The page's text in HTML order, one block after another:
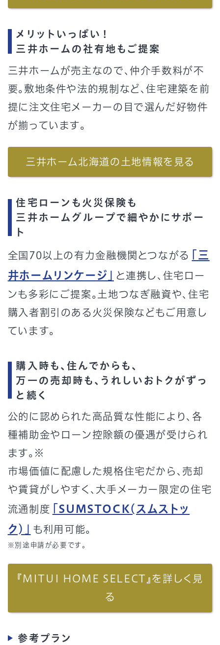
メリットいっぱい！
三井ホームの社有地もご提案
三井ホームが売主なので、仲介手数料が不
要。敷地条件や法的規制など、住宅建築を前
提に注文住宅メーカーの目で選んだ好物件
が揃っています。
三井ホーム北海道の土地情報を見る
住宅ローンも火災保険も
三井ホームグループで細やかにサポー
ト
全国70以上の有力金融機関とつながる 「三
井ホームリンケージ」 と連携し、住宅ロー
ンも多彩にご提案。土地つなぎ融資や、住宅
購入者割引のある火災保険などもご用意し
ています。
購入時も、住んでからも、
万一の売却時も、うれしいおトクがずっ
と続く
公的に認められた高品質な性能により、各
種補助金やローン控除額の優遇が受けられ
ます。※
市場価値に配慮した規格住宅だから、売却
や賃貸がしやすく、大手メーカー限定の住宅
流通制度 「SUMSTOCK(スムストッ
ク)」 も利用可能。
※別途申請が必要です。
『MITUI HOME SELECT』を詳しく見
る
参考プラン